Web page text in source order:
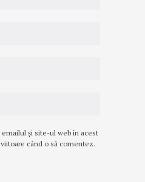
și site-ul web în acest
când o să comentez.